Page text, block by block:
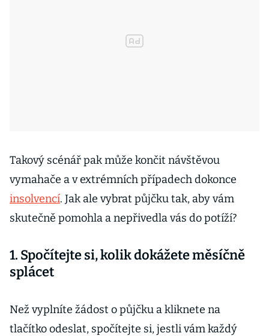
Takový scénář pak může končit návštěvou
vymahače a v extrémních případech dokonce
insolvencí. Jak ale vybrat půjčku tak, aby vám
skutečně pomohla a nepřivedla vás do potíží?
1. Spočítejte si, kolik dokážete měsíčně
splácet
Než vyplníte žádost o půjčku a kliknete na
tlačítko odeslat, spočítejte si, jestli vám každý